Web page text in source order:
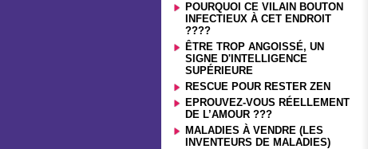
POURQUOI CE VILAIN BOUTON
INFECTIEUX À CET ENDROIT
????
ÊTRE TROP ANGOISSÉ, UN
SIGNE D'INTELLIGENCE
SUPÉRIEURE
RESCUE POUR RESTER ZEN
EPROUVEZ-VOUS RÉELLEMENT
DE L’AMOUR ???
MALADIES À VENDRE (LES
INVENTEURS DE MALADIES)